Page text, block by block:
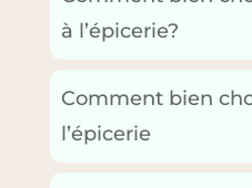
à l’épicerie?
Comment bien
l’épicerie